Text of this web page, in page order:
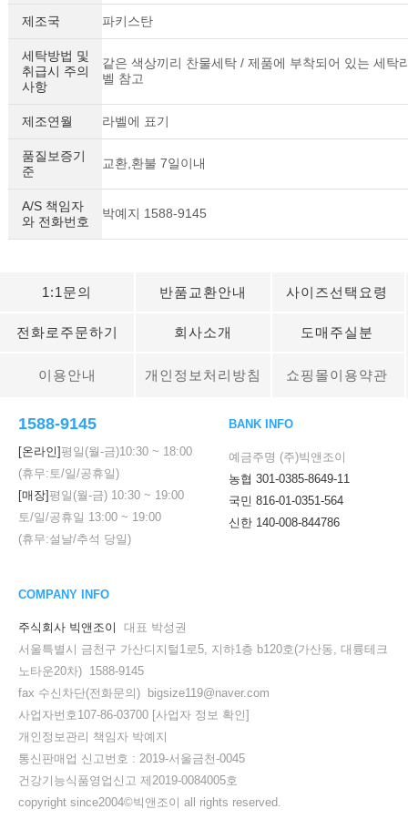
제조국 파키스탄
세탁방법 및
취급시 주의
사항
같은 색상끼리 찬물세탁 / 제품에 부착되어 있는 세탁
벨 참고
제조연월 라벨에 표기
품질보증기
준
교환,환불 7일이내
A/S 책임자
와 전화번호
박예지 1588-9145
1:1문의 반품교환안내 사이즈선택요령
전화로주문하기 회사소개 도매주실분
이용안내 개인정보처리방침 쇼핑몰이용약관
1588-9145
[온라인] 평일(월-금)10:30 ~ 18:00
(휴무:토/일/공휴일)
[매장] 평일(월-금) 10:30 ~ 19:00
토/일/공휴일 13:00 ~ 19:00
(휴무:설날/추석 당일)
BANK INFO
예금주명 (주)빅앤조이
농협 301-0385-8649-11
국민 816-01-0351-564
신한 140-008-844786
COMPANY INFO
주식회사 빅앤조이
대표 박성권
서울특별시 금천구 가산디지털1로5, 지하1층 b120호(가산동, 대륭테크
노타운20차) 1588-9145
fax 수신차단(전화문의) bigsize119@naver.com
사업자번호107-86-03700 [사업자 정보 확인]
개인정보관리 책임자 박예지
통신판매업 신고번호 : 2019-서울금천-0045
건강기능식품영업신고 제2019-0084005호
copyright since2004©빅앤조이 all rights reserved.